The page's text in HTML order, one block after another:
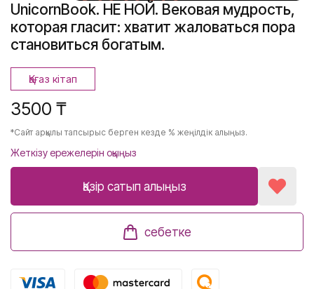
UnicornBook. НЕ НОЙ. Вековая мудрость,
которая гласит: хватит жаловаться пора
становиться богатым.
Қағаз кітап
3500 ₸
*Сайт арқылы тапсырыс берген кезде % жеңілдік алыңыз.
Жеткізу ережелерін оқыңыз
Қазір сатып алыңыз
себетке